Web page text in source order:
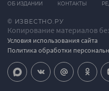
© ИЗВЕСТНО.РУ
Копирование материалов
Условия использования сайта
Политика обработки
ОБ ИЗДАНИИ КОНТАКТЫ